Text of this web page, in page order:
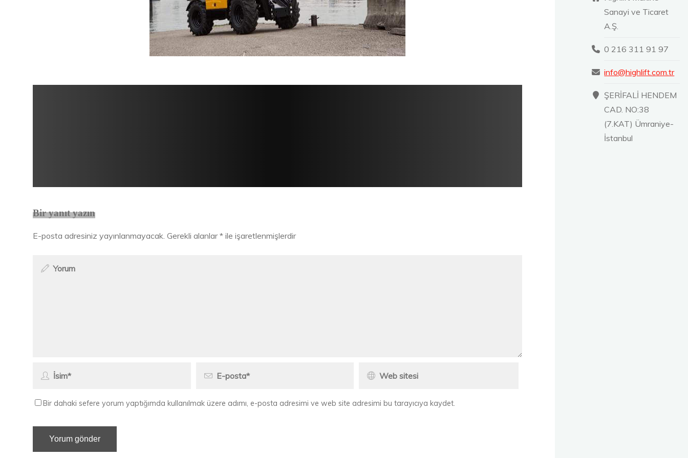
Bir yanıt yazın
E-posta adresiniz yayınlanmayacak. Gerekli alanlar* ile işaretlenmişlerdir
Bir dahaki sefere yorum yaptığımda kullanılmak üzere adımı, e-posta adresimi ve web site adresimi bu tarayıcıya kaydet.
Sanayi ve Ticaret
A.Ş.
0 216 311 91 97
info@highlift.com.tr
ŞERİFALİ HENDEM
CAD. NO:38
(7.KAT) Ümraniye-
İstanbul